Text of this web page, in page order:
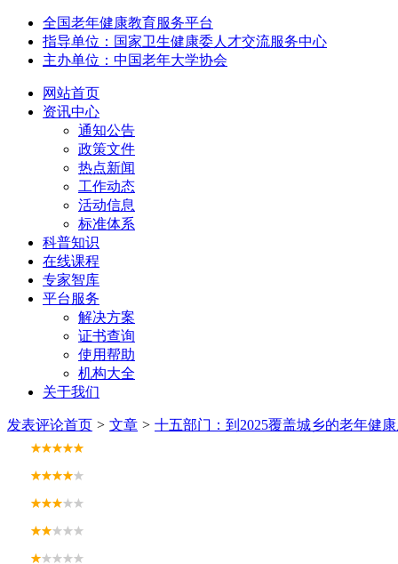
全国老年健康教育服务平台
指导单位：国家卫生健康委人才交流服务中心
主办单位：中国老年大学协会
网站首页
资讯中心
通知公告
政策文件
热点新闻
工作动态
活动信息
标准体系
科普知识
在线课程
专家智库
平台服务
解决方案
证书查询
使用帮助
机构大全
关于我们
发表评论首页 > 文章 > 十五部门：到2025覆盖城乡的老年健